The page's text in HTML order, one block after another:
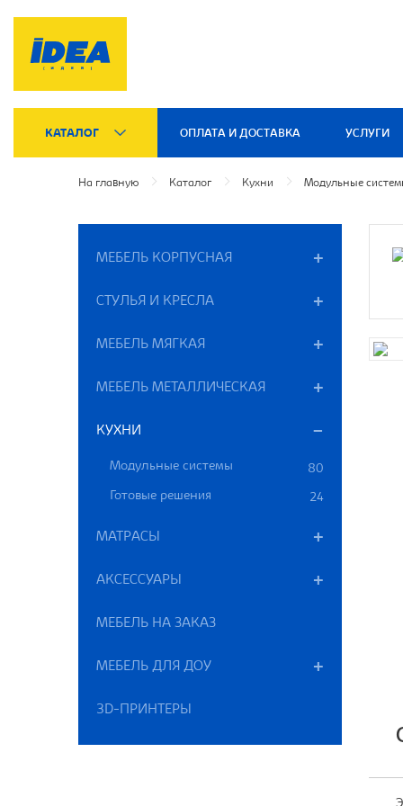
КАТАЛОГ ОПЛАТА И ДОСТАВКА УСЛУГИ
На главную Каталог Кухни Модульные
МЕБЕЛЬ КОРПУСНАЯ
СТУЛЬЯ И КРЕСЛА
МЕБЕЛЬ МЯГКАЯ
МЕБЕЛЬ МЕТАЛЛИЧЕСКАЯ
КУХНИ
Модульные системы
80
Готовые решения
24
МАТРАСЫ
АКСЕССУАРЫ
МЕБЕЛЬ НА ЗАКАЗ
МЕБЕЛЬ ДЛЯ ДОУ
3D-ПРИНТЕРЫ